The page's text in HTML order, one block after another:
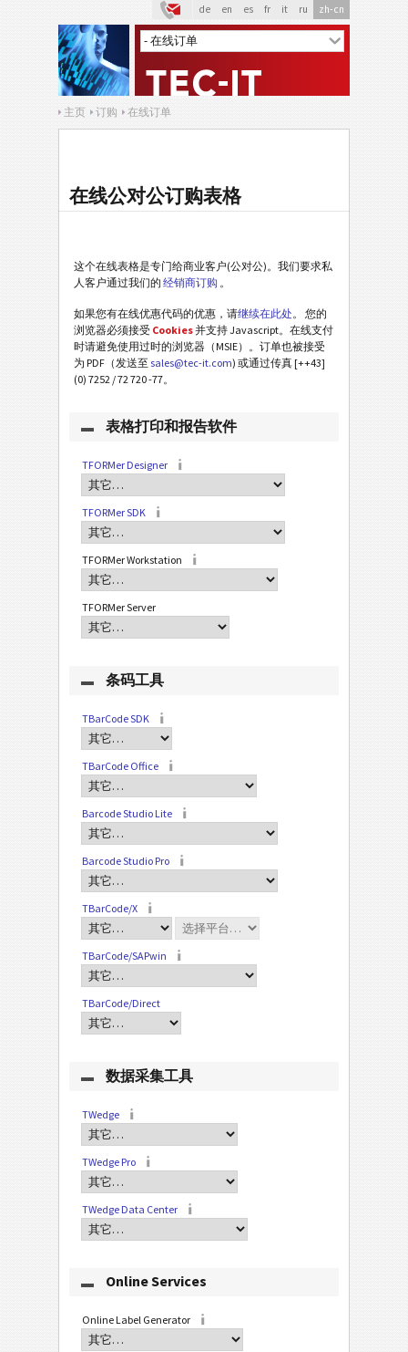
de en es fr it ru zh-cn
主页 订购 在线订单
在线公对公订购表格
这个在线表格是专门给商业客户(公对公)。我们要求私
人客户通过我们的 经销商订购 。
如果您有在线优惠代码的优惠，请继续在此处。 您的
浏览器必须接受 Cookies并支持 Javascript。在线支付
时请避免使用过时的浏览器（MSIE）。订单也被接受
为 PDF（发送至 sales@tec-it.com) 或通过传真 [++43]
(0) 7252 / 72 720 -77。
表格打印和报告软件
TFORMer Designer
TFORMer SDK
TFORMer Workstation
TFORMer Server
条码工具
TBarCode SDK
TBarCode Office
Barcode Studio Lite
Barcode Studio Pro
TBarCode/X
TBarCode/SAPwin
TBarCode/Direct
数据采集工具
TWedge
TWedge Pro
TWedge Data Center
Online Services
Online Label Generator